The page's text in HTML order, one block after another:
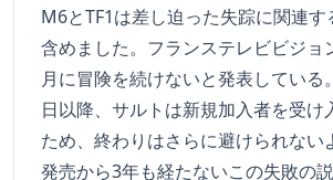
M6とTF1は差し迫った失踪に関連す
含めました。フランステレビビジョ
月に冒険を続けないと発表している
日以降、サルトは新規加入者を受け
ため、終わりはさらに避けられない
発売から3年も経たないこの失敗の